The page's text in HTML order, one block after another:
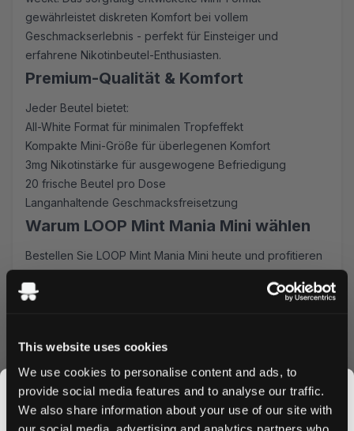
This website uses cookies
We use cookies to personalise content and ads, to
provide social media features and to analyse our traffic.
We also share information about your use of our site with
gewährleistet diskreten Komfort bei vollem
Geschmackserlebnis - perfekt für Einsteiger und
erfahrene Nikotinbeutel-Enthusiasten.
Premium-Qualität & Komfort
Jeder Beutel bietet:
All-White Format für minimalen Tropfeffekt
Kompakte Mini-Größe für überlegenen Komfort
3mg Nikotinstärke für ausgewogene Befriedigung
20 frische Beutel pro Dose
Langanhaltende Geschmacksfreisetzung
Warum LOOP Mint Mania Mini wählen
Bestellen Sie LOOP Mint Mania Mini heute und profitieren
Sie von unseren Vorteilen:
Schneller Versand innerhalb Deutschlands
Frische Ware garantiert
Perfekt für unterwegs
Diese Mini-Beutel passen diskret unter Ihre Lippe und
sind ideal für die Verwendung während der Arbeit, auf